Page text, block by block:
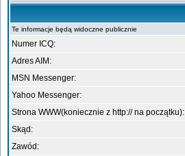
Te informacje będą widoczne publicznie
Numer ICQ:
Adres AIM:
MSN Messenger:
Yahoo Messenger:
Strona WWW(koniecznie z http:// na początku):
Skąd:
Zawód: